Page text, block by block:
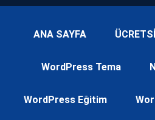
ANA SAYFA
WordPress Tema
WordPress Eğitim